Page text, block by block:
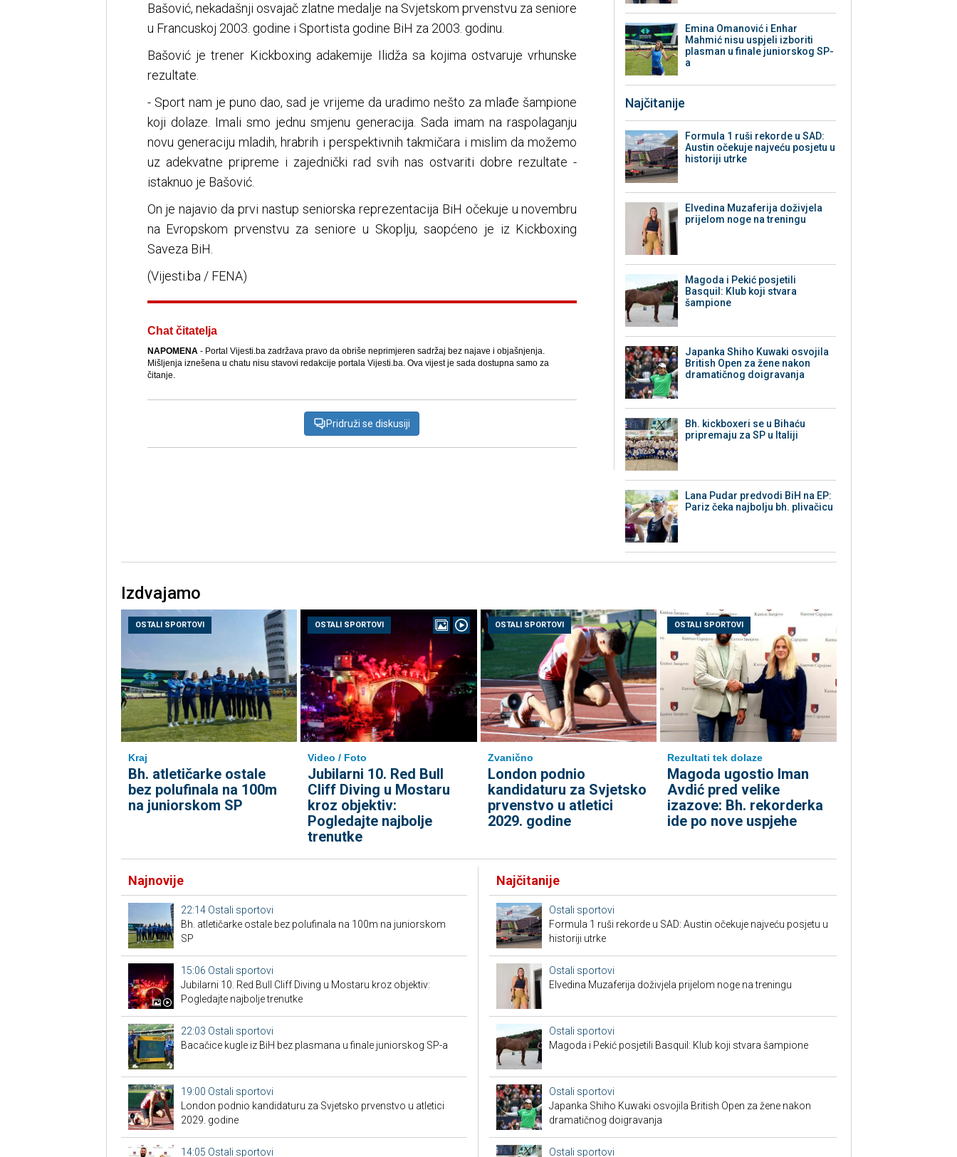
Bašović, nekadašnji osvajač zlatne medalje na Svjetskom prvenstvu za seniore
u Francuskoj 2003. godine i Sportista godine BiH za 2003. godinu.
Bašović je trener Kickboxing adakemije Ilidža sa kojima ostvaruje vrhunske
rezultate.
- Sport nam je puno dao, sad je vrijeme da uradimo nešto za mlađe šampione
koji dolaze. Imali smo jednu smjenu generacija. Sada imam na raspolaganju
novu generaciju mladih, hrabrih i perspektivnih takmičara i mislim da možemo
uz adekvatne pripreme i zajednički rad svih nas ostvariti dobre rezultate -
istaknuo je Bašović.
On je najavio da prvi nastup seniorska reprezentacija BiH očekuje u novembru
na Evropskom prvenstvu za seniore u Skoplju, saopćeno je iz Kickboxing
Saveza BiH.
(Vijesti.ba / FENA)
Chat čitatelja
NAPOMENA- Portal Vijesti.ba zadržava pravo da obriše neprimjeren sadržaj bez najave i objašnjenja.
Mišljenja iznešena u chatu nisu stavovi redakcije portala Vijesti.ba. Ova vijest je sada dostupna samo za
čitanje.
Pridruži se diskusiji
Emina Omanović i Enhar
Mahmić nisu uspjeli izboriti
plasman u finale juniorskog SP-
a
Najčitanije
Formula 1 ruši rekorde u SAD:
Austin očekuje najveću posjetu u
historiji utrke
Elvedina Muzaferija doživjela
prijelom noge na treningu
Magoda i Pekić posjetili
Basquil: Klub koji stvara
šampione
Japanka Shiho Kuwaki osvojila
British Open za žene nakon
dramatičnog doigravanja
Bh. kickboxeri se u Bihaću
pripremaju za SP u Italiji
Lana Pudar predvodi BiH na EP:
Pariz čeka najbolju bh. plivačicu
Izdvajamo
OSTALI SPORTOVI
Kraj
Bh. atletičarke ostale
bez polufinala na 100m
na juniorskom SP
OSTALI SPORTOVI
Video / Foto
Jubilarni 10. Red Bull
Cliff Diving u Mostaru
kroz objektiv:
Pogledajte najbolje
trenutke
OSTALI SPORTOVI
Zvanično
London podnio
kandidaturu za Svjetsko
prvenstvo u atletici
2029. godine
OSTALI SPORTOVI
Rezultati tek dolaze
Magoda ugostio Iman
Avdić pred velike
izazove: Bh. rekorderka
ide po nove uspjehe
Najnovije
22:14 Ostali sportovi
Bh. atletičarke ostale bez polufinala na 100m na juniorskom
SP
15:06 Ostali sportovi
Jubilarni 10. Red Bull Cliff Diving u Mostaru kroz objektiv:
Pogledajte najbolje trenutke
22:03 Ostali sportovi
Bacačice kugle iz BiH bez plasmana u finale juniorskog SP-a
19:00 Ostali sportovi
London podnio kandidaturu za Svjetsko prvenstvo u atletici
2029. godine
14:05 Ostali sportovi
Najčitanije
Ostali sportovi
Formula 1 ruši rekorde u SAD: Austin očekuje najveću posjetu u
historiji utrke
Ostali sportovi
Elvedina Muzaferija doživjela prijelom noge na treningu
Ostali sportovi
Magoda i Pekić posjetili Basquil: Klub koji stvara šampione
Ostali sportovi
Japanka Shiho Kuwaki osvojila British Open za žene nakon
dramatičnog doigravanja
Ostali sportovi